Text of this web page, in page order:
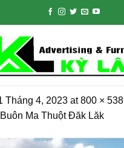
Tháng 4, 2023 at800 × 538
Ma Thuột Đăk Lăk